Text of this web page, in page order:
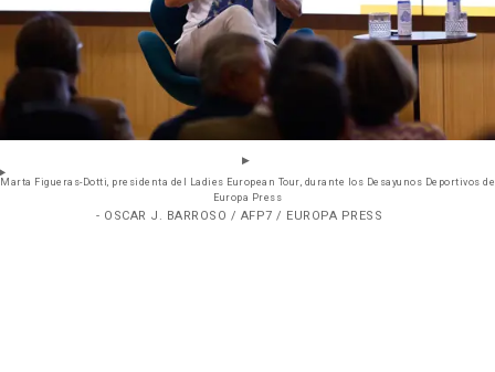
Marta Figueras-Dotti, presidenta del Ladies European Tour, durante los Desayunos Deportivos de
Europa Press
- OSCAR J. BARROSO / AFP7 / EUROPA PRESS